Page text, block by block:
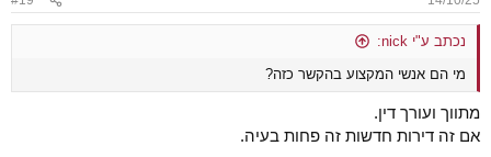
s
:
נכתב ע"י nick:
מי הם אנשי המקצוע בהקשר כזה?
מתווך ועורך דין.
אם זה דירות חדשות זה פחות בעיה.